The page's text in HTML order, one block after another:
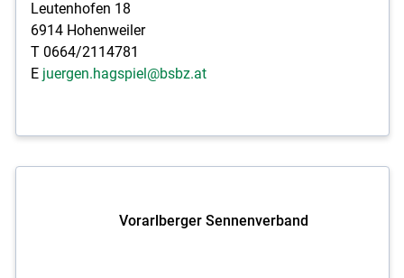
Leutenhofen 18
6914 Hohenweiler
T 0664/2114781
E juergen.hagspiel@bsbz.at
Vorarlberger Sennenverband